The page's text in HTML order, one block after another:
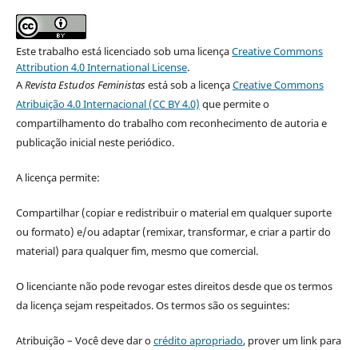
Este trabalho está licenciado sob uma licençaCreative Commons
Attribution 4.0 International License.
ARevista Estudos Feministasestá sob a licençaCreative Commons
Atribuição 4.0 Internacional (CC BY 4.0) que permite o
compartilhamento do trabalho com reconhecimento de autoria e
publicação inicial neste periódico.
A licença permite:
Compartilhar (copiar e redistribuir o material em qualquer suporte
ou formato) e/ou adaptar (remixar, transformar, e criar a partir do
material) para qualquer fim, mesmo que comercial.
O licenciante não pode revogar estes direitos desde que os termos
da licença sejam respeitados. Os termos são os seguintes:
Atribuição – Você deve dar ocrédito apropriado, prover um link para